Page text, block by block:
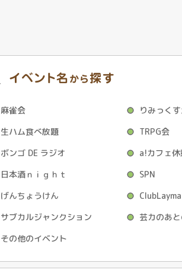
イベント名 から探す
麻雀会
りみっく
生ハム食べ放題
TRPG会
ボンゴ DE ラジオ
a!カフェ
日本酒ｎｉｇｈｔ
SPN
げんちょうけん
サブカルジャンクション
その他のイベント